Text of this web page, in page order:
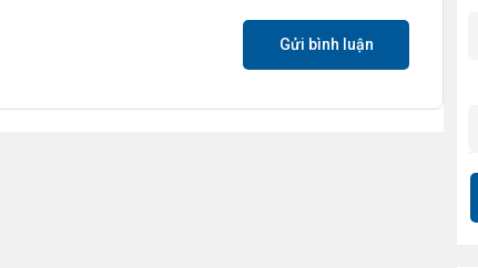
Gửi bình luận